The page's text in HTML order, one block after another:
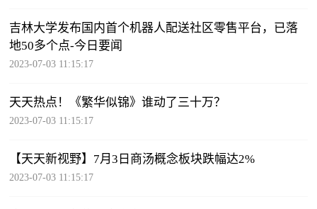
吉林大学发布国内首个机器人配送社区零售平台，已落
地50多个点-今日要闻
2023-07-03 11:15:17
天天热点！《繁华似锦》谁动了三十万？
2023-07-03 11:15:17
【天天新视野】7月3日商汤概念板块跌幅达2%
2023-07-03 11:15:17